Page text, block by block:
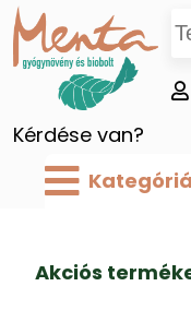
Kérdése van?
Akciós